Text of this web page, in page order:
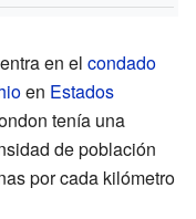
en el condado
en Estados
tenía una
de población
por cada kilómetro